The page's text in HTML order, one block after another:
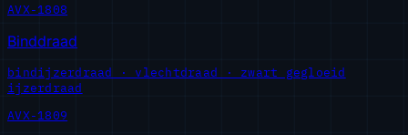
AVX-1808
Binddraad
bindijzerdraad · vlechtdraad · zwart gegloeid
ijzerdraad
AVX-1809